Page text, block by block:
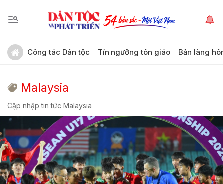
Công tác Dân tộc Tín ngưỡng tôn giáo Bản làng
Malaysia
Cập nhập tin tức Malaysia